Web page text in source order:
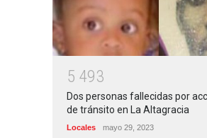
5 493
Dos personas fallecidas por
de tránsito en La Altagracia
Locales mayo 29, 2023